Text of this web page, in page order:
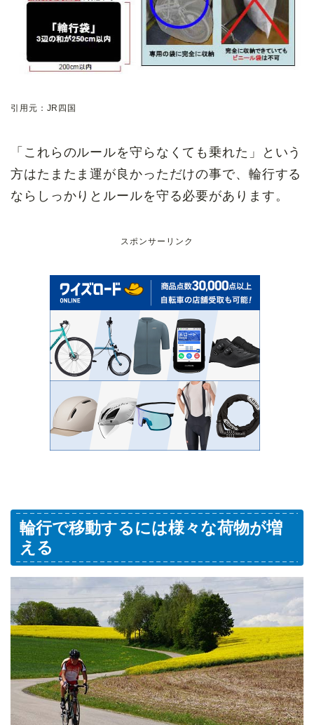
引用元：JR四国
「これらのルールを守らなくても乗れた」という
方はたまたま運が良かっただけの事で、輪行する
ならしっかりとルールを守る必要があります。
スポンサーリンク
輪行で移動するには様々な荷物が増
える